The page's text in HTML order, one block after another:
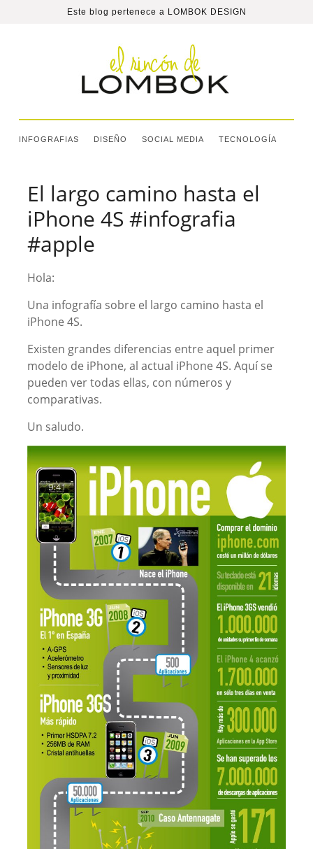
Este blog pertenece a LOMBOK DESIGN
INFOGRAFIAS DISEÑO SOCIAL MEDIA TECNOLOGÍA
El largo camino hasta el
iPhone 4S #infografia
#apple
Hola:
Una infografía sobre el largo camino hasta el
iPhone 4S.
Existen grandes diferencias entre aquel primer
modelo de iPhone, al actual iPhone 4S. Aquí se
pueden ver todas ellas, con números y
comparativas.
Un saludo.